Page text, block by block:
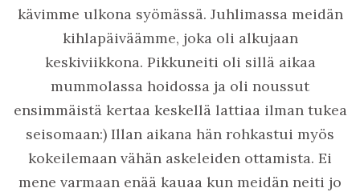
kävimme ulkona syömässä. Juhlimassa meidän
kihlapäiväämme, joka oli alkujaan
keskiviikkona. Pikkuneiti oli sillä aikaa
mummolassa hoidossa ja oli noussut
ensimmäistä kertaa keskellä lattiaa ilman tukea
seisomaan:) Illan aikana hän rohkastui myös
kokeilemaan vähän askeleiden ottamista. Ei
mene varmaan enää kauaa kun meidän neiti jo